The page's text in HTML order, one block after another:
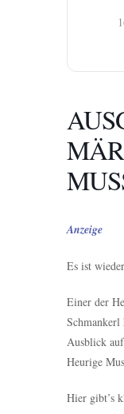
Anzeige
Es ist
Einer der
Schmankerl
Ausblick
Heurige
Hier gibt’s